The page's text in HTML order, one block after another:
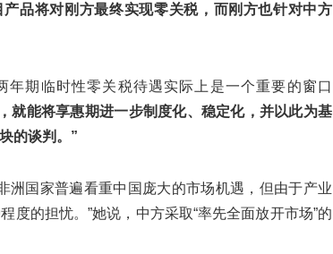
品将对刚方最终实现零关税，而刚方也针对中方
期临时性零关税待遇实际上是一个重要的窗口
就能将享惠期进一步制度化、稳定化，并以此为基
的谈判。”
洲国家普遍看重中国庞大的市场机遇，但由于产业
的担忧。”她说，中方采取“率先全面放开市场”的